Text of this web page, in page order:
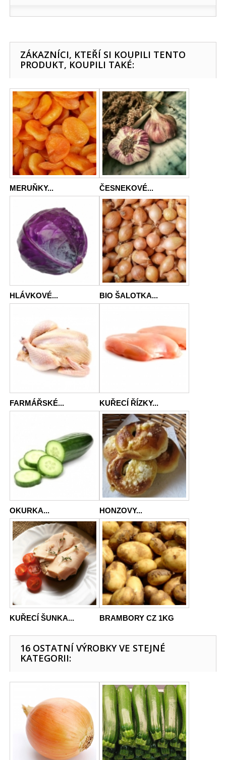
ZÁKAZNÍCI, KTEŘÍ SI KOUPILI TENTO
PRODUKT, KOUPILI TAKÉ:
MERUŇKY... ČESNEKOVÉ...
HLÁVKOVÉ... BIO ŠALOTKA...
FARMÁŘSKÉ... KUŘECÍ ŘÍZKY...
OKURKA... HONZOVY...
KUŘECÍ ŠUNKA... BRAMBORY CZ 1KG
16 OSTATNÍ VÝROBKY VE STEJNÉ
KATEGORII: